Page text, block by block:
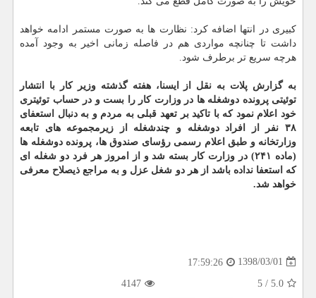
كبیری در انتها اضافه كرد: نظارت ها به صورت مستمر ادامه خواهد
داشت تا چنانچه مواردی هم در فاصله زمانی اخیر به وجود آمده
هرچه سریع تر برطرف شود.
به گزارش پلات به نقل از ایسنا، هفته گذشته وزیر كار با انتشار
توئیتی پرونده دوشغله ها در وزارت كار را بست و در حساب توئیتری
خود اعلام نمود كه با تاكید بر تعهد قبلی به مردم و به دنبال استعفای
۳۸ نفر از افراد دوشغله و چندشغله از زیرمجموعه های تابعه
وزارتخانه و طبق اعلام رسمی رؤسای صندوق ها، پرونده دوشغله ها
(ماده ۲۴۱) در وزارت كار بسته شد و از امروز هر فرد دو شغله ای
كه استعفا نداده باشد از هر دو شغل عزل و به مراجع ذیصلاح معرفی
خواهد شد.
1398/03/01
17:59:26
5.0
/
5
4147